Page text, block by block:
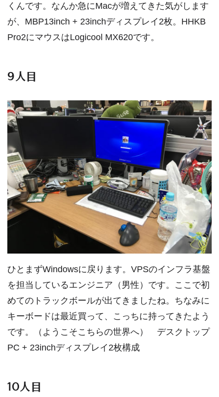
くんです。なんか急にMacが増えてきた気がします
が、MBP13inch + 23inchディスプレイ2枚。HHKB
Pro2にマウスはLogicool MX620です。
9人目
ひとまずWindowsに戻ります。VPSのインフラ基盤
を担当しているエンジニア（男性）です。ここで初
めてのトラックボールが出てきましたね。ちなみに
キーボードは最近買って、こっちに持ってきたよう
です。（ようこそこちらの世界へ） デスクトップ
PC + 23inchディスプレイ2枚構成
10人目